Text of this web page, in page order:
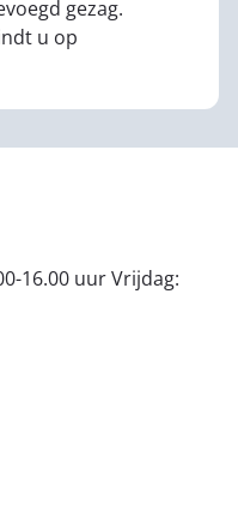
gezag.
u op
16.00 uur Vrijdag: